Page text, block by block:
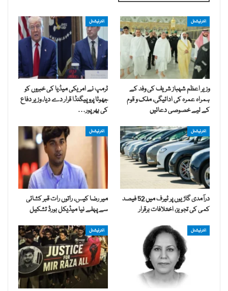
انٹرنیشنل
وزیر اعظم شہباز شریف کی وفد کے
ہمراہ عمرہ کی ادائیگی، ملک و قوم
کے لیے خصوصی دعائیں
انٹرنیشنل
ٹرمپ نے امریکی میڈیا کی خبروں کو
جھوٹا پروپیگنڈا قرار دے دیا، وزیر دفاع
کی بھرپور…
انٹرنیشنل
درآمدی گاڑیوں پر ٹیرف میں 52 فیصد
کمی کی تجویز، اختلافات برقرار
انٹرنیشنل
میر رضا کیس، راتوں رات قبر کشائی
سے پہلے نیا میڈیکل بورڈ تشکیل
انٹرنیشنل انٹرنیشنل